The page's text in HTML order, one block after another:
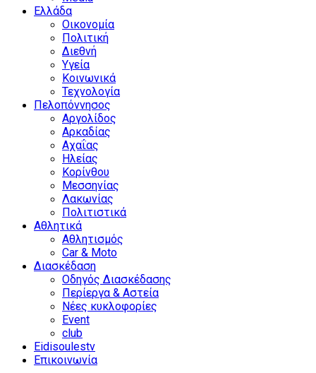
Ελλάδα
Οικονομία
Πολιτική
Διεθνή
Υγεία
Κοινωνικά
Τεχνολογία
Πελοπόννησος
Αργολίδος
Αρκαδίας
Αχαΐας
Ηλείας
Κορίνθου
Μεσσηνίας
Λακωνίας
Πολιτιστικά
Αθλητικά
Αθλητισμός
Car & Moto
Διασκέδαση
Οδηγός Διασκέδασης
Περίεργα & Αστεία
Νέες κυκλοφορίες
Event
club
Eidisoulestv
Επικοινωνία